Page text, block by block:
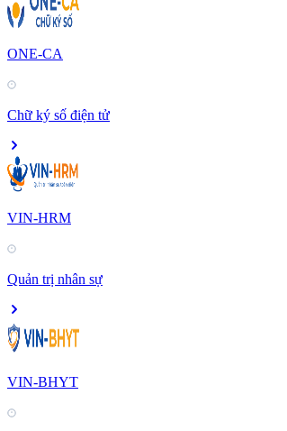
ONE-CA
Chữ ký số điện tử
VIN-HRM
Quản trị nhân sự
VIN-BHYT